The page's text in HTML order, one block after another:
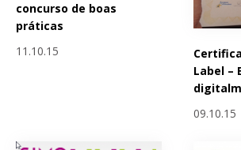
concurso de boas
práticas
11.10.15
Label –
09.10.15